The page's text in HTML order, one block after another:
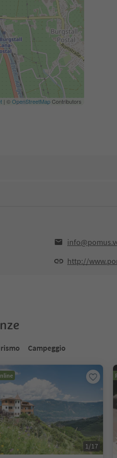
| ©OpenStreetMapContributors
http://
Campeggio
1/17